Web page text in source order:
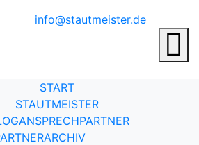
info@stautmeister.de
START
STAUTMEISTER
ANSPRECHPARTNER
ARCHIV